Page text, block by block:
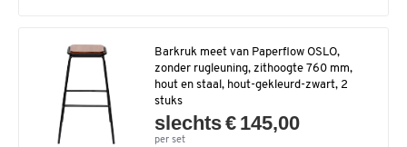
Barkruk meet van Paperflow OSLO,
zonder rugleuning, zithoogte 760 mm,
hout en staal, hout-gekleurd-zwart, 2
stuks
slechts € 145,00
per set